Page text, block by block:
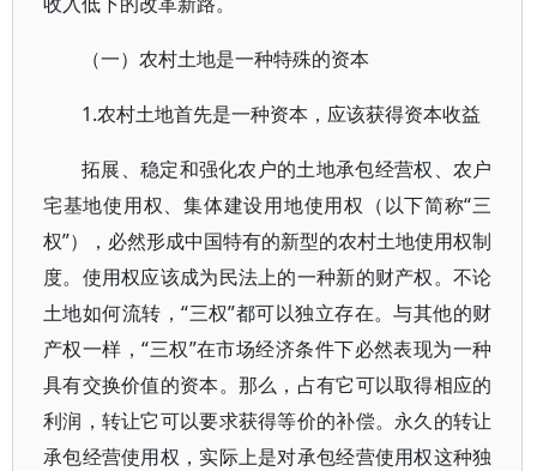
（一）农村土地是一种特殊的资本
1.农村土地首先是一种资本，应该获得资本收益
拓展、稳定和强化农户的土地承包经营权、农户
宅基地使用权、集体建设用地使用权（以下简称“三
权”），必然形成中国特有的新型的农村土地使用权制
度。使用权应该成为民法上的一种新的财产权。不论
土地如何流转，“三权”都可以独立存在。与其他的财
产权一样，“三权”在市场经济条件下必然表现为一种
具有交换价值的资本。那么，占有它可以取得相应的
利润，转让它可以要求获得等价的补偿。永久的转让
承包经营使用权，实际上是对承包经营使用权这种独